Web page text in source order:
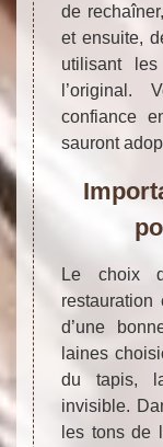
de
et ensuite,
utilisant
l’original.
confiance
sauront
Le choix
d’une
laines
du tapis,
invisible.
les tons de